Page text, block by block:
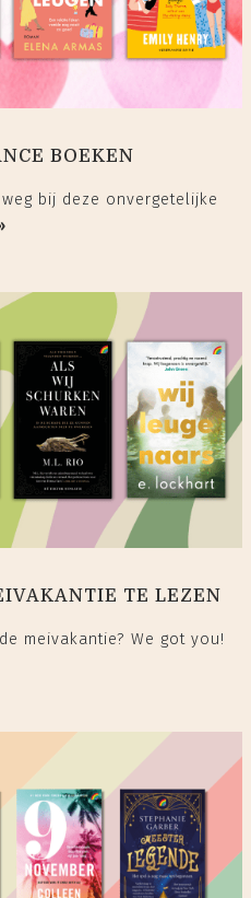
BOEKEN
bij deze onvergetelijke
TE LEZEN
meivakantie? We got you!